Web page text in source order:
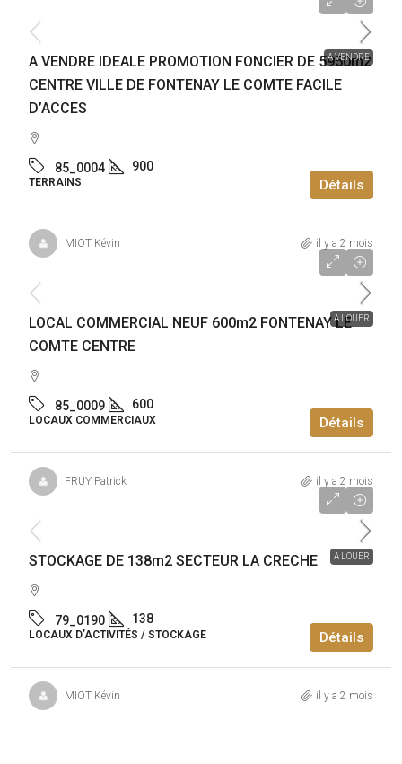
A VENDRE
A VENDRE IDEALE PROMOTION FONCIER DE 5950m2
CENTRE VILLE DE FONTENAY LE COMTE FACILE
D’ACCES
85_0004 900
TERRAINS Détails
MIOT Kévin il y a 2 mois
A LOUER
LOCAL COMMERCIAL NEUF 600m2 FONTENAY LE
COMTE CENTRE
85_0009 600
LOCAUX COMMERCIAUX Détails
FRUY Patrick il y a 2 mois
A LOUER
STOCKAGE DE 138m2 SECTEUR LA CRECHE
79_0190 138
LOCAUX D’ACTIVITÉS / STOCKAGE Détails
MIOT Kévin il y a 2 mois